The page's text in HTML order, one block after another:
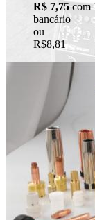
R$ 7,75com
bancário
ou
R$8,81